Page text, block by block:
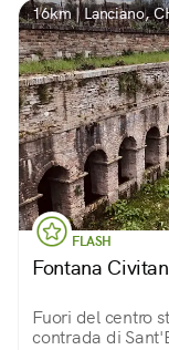
16km | Lanciano,
FLASH
Fontana
Fuori del centro
contrada di